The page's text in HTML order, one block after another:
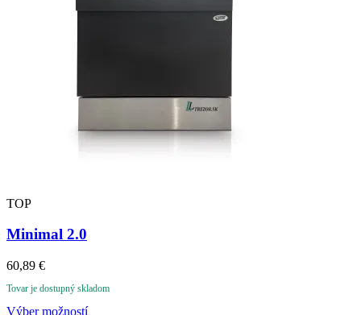
TOP
Minimal 2.0
60,89 €
Tovar je dostupný skladom
Výber možností